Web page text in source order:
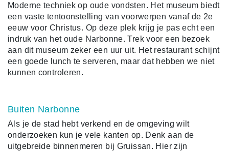
Moderne techniek op oude vondsten. Het museum biedt
een vaste tentoonstelling van voorwerpen vanaf de 2e
eeuw voor Christus. Op deze plek krijg je pas echt een
indruk van het oude Narbonne. Trek voor een bezoek
aan dit museum zeker een uur uit. Het restaurant schijnt
een goede lunch te serveren, maar dat hebben we niet
kunnen controleren.
Buiten Narbonne
Als je de stad hebt verkend en de omgeving wilt
onderzoeken kun je vele kanten op. Denk aan de
uitgebreide binnenmeren bij Gruissan. Hier zijn